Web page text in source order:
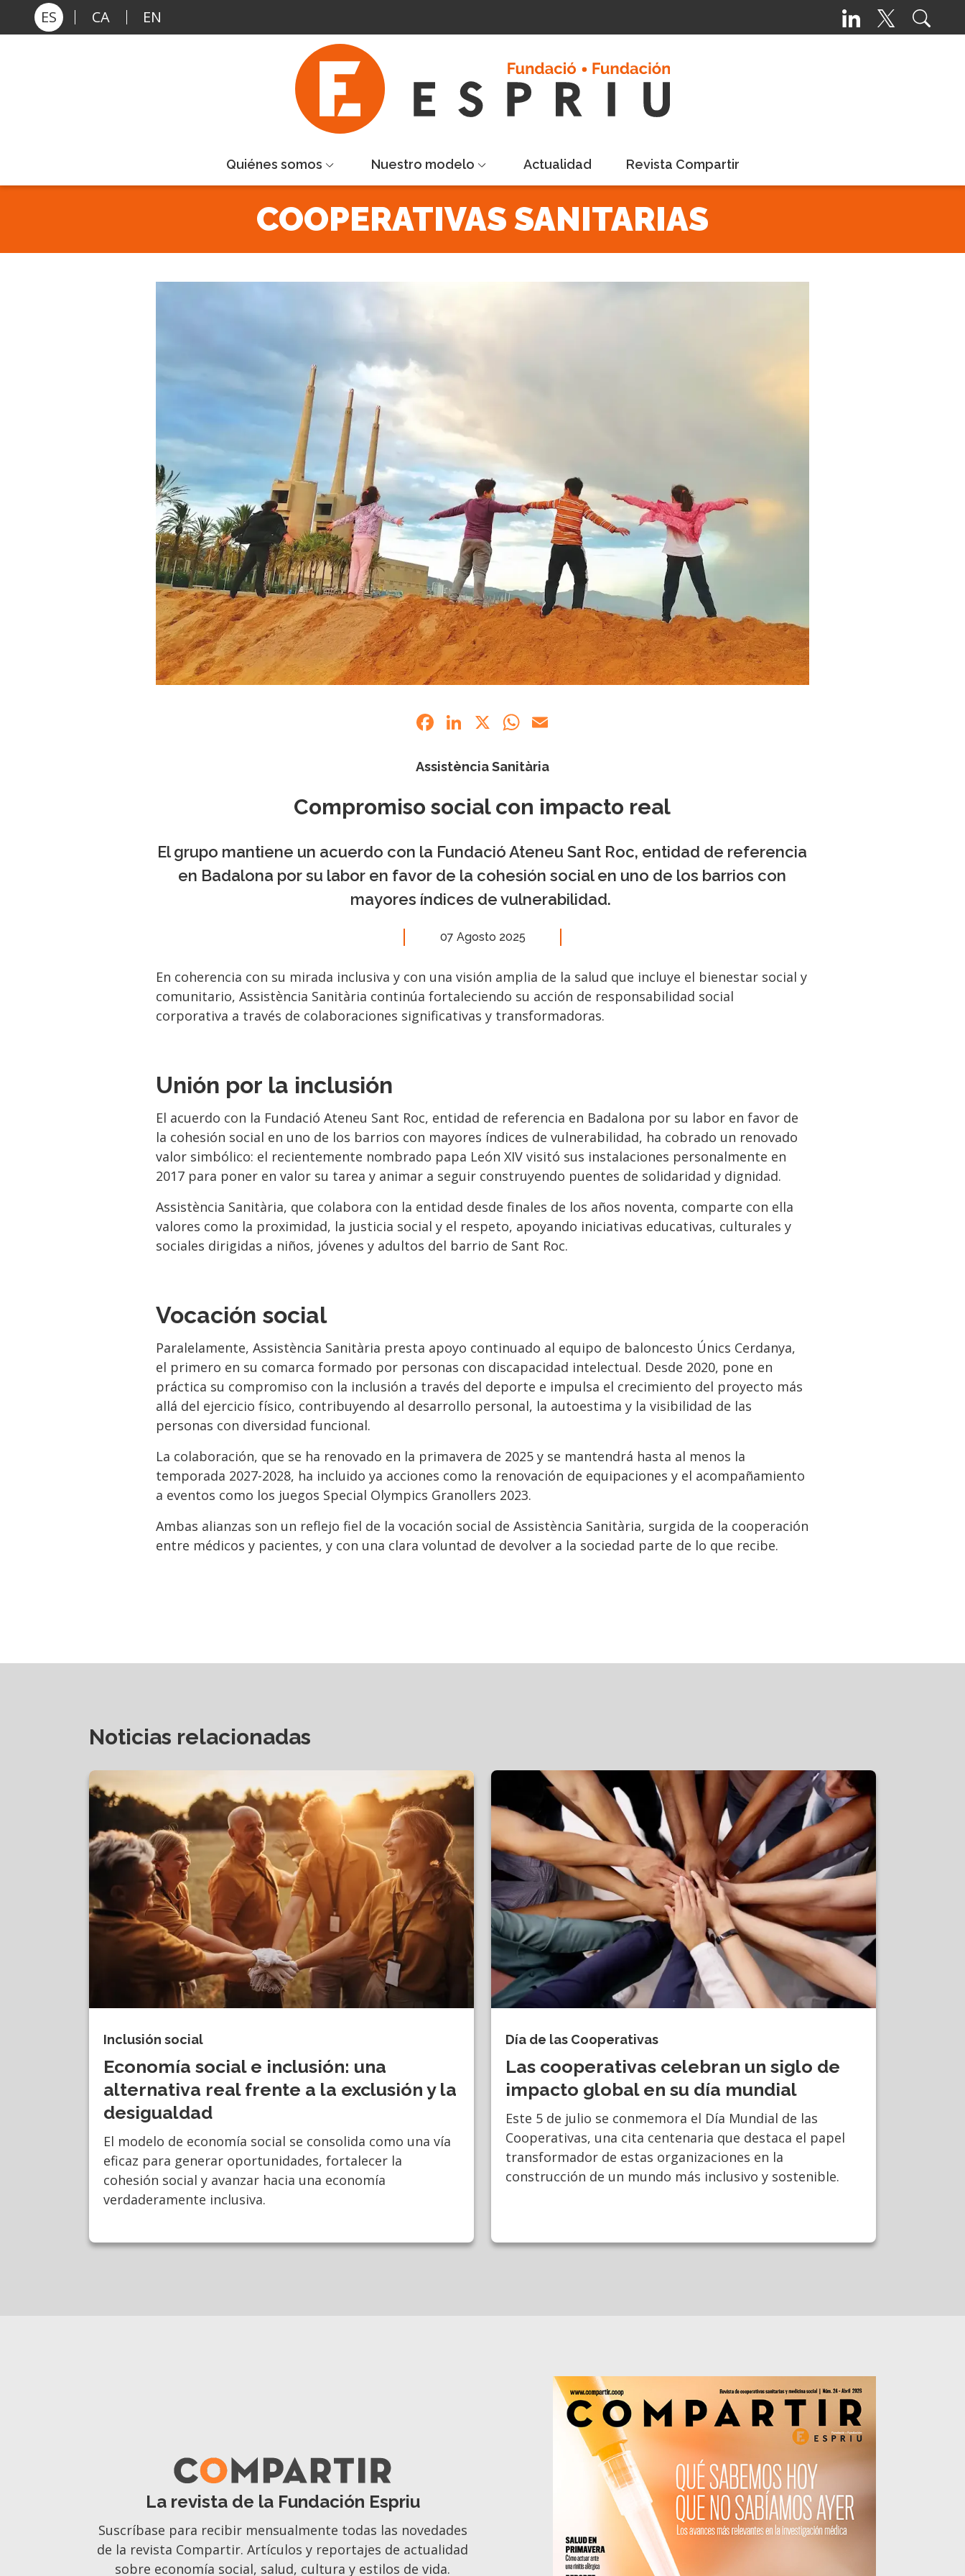
Pasar al contenido principal
ES CA EN
Quiénes somos Nuestro modelo Actualidad Revista Compartir
COOPERATIVAS SANITARIAS
Facebook
LinkedIn
X WhatsApp
Assistència Sanitària
Compromiso social con impacto real
El grupo mantiene un acuerdo con la Fundació Ateneu Sant Roc, entidad de referencia
en Badalona por su labor en favor de la cohesión social en uno de los barrios con
mayores índices de vulnerabilidad.
07 Agosto 2025
En coherencia con su mirada inclusiva y con una visión amplia de la salud que incluye el bienestar social y
comunitario, Assistència Sanitària continúa fortaleciendo su acción de responsabilidad social
corporativa a través de colaboraciones significativas y transformadoras.
Unión por la inclusión
El acuerdo con la Fundació Ateneu Sant Roc, entidad de referencia en Badalona por su labor en favor de
la cohesión social en uno de los barrios con mayores índices de vulnerabilidad, ha cobrado un renovado
valor simbólico: el recientemente nombrado papa León XIV visitó sus instalaciones personalmente en
2017 para poner en valor su tarea y animar a seguir construyendo puentes de solidaridad y dignidad.
Assistència Sanitària, que colabora con la entidad desde finales de los años noventa, comparte con ella
valores como la proximidad, la justicia social y el respeto, apoyando iniciativas educativas, culturales y
sociales dirigidas a niños, jóvenes y adultos del barrio de Sant Roc.
Vocación social
Paralelamente, Assistència Sanitària presta apoyo continuado al equipo de baloncesto Únics Cerdanya,
el primero en su comarca formado por personas con discapacidad intelectual. Desde 2020, pone en
práctica su compromiso con la inclusión a través del deporte e impulsa el crecimiento del proyecto más
allá del ejercicio físico, contribuyendo al desarrollo personal, la autoestima y la visibilidad de las
personas con diversidad funcional.
La colaboración, que se ha renovado en la primavera de 2025 y se mantendrá hasta al menos la
temporada 2027-2028, ha incluido ya acciones como la renovación de equipaciones y el acompañamiento
a eventos como los juegos Special Olympics Granollers 2023.
Ambas alianzas son un reflejo fiel de la vocación social de Assistència Sanitària, surgida de la cooperación
entre médicos y pacientes, y con una clara voluntad de devolver a la sociedad parte de lo que recibe.
Noticias relacionadas
Inclusión social
Economía social e inclusión: una
alternativa real frente a la exclusión y la
desigualdad
El modelo de economía social se consolida como una vía
eficaz para generar oportunidades, fortalecer la
cohesión social y avanzar hacia una economía
verdaderamente inclusiva.
Día de las Cooperativas
Las cooperativas celebran un siglo de
impacto global en su día mundial
Este 5 de julio se conmemora el Día Mundial de las
Cooperativas, una cita centenaria que destaca el papel
transformador de estas organizaciones en la
construcción de un mundo más inclusivo y sostenible.
La revista de la Fundación Espriu
Suscríbase para recibir mensualmente todas las novedades
de la revista Compartir. Artículos y reportajes de actualidad
sobre economía social, salud, cultura y estilos de vida.